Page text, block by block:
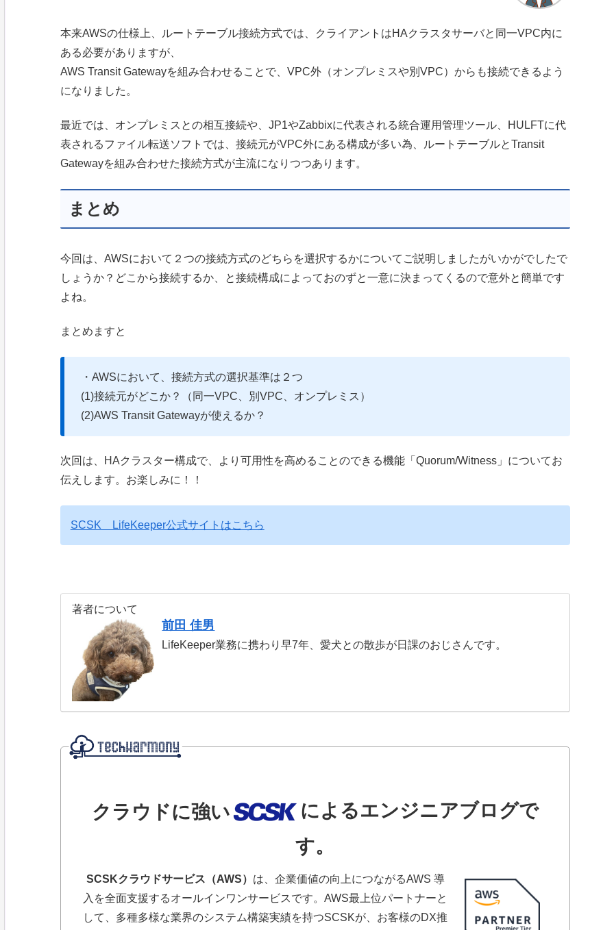
本来AWSの仕様上、ルートテーブル接続方式では、クライアントはHAクラスタサーバと同一VPC内に
ある必要がありますが、
AWS Transit Gatewayを組み合わせることで、VPC外（オンプレミスや別VPC）からも接続できるよう
になりました。
最近では、オンプレミスとの相互接続や、JP1やZabbixに代表される統合運用管理ツール、HULFTに代
表されるファイル転送ソフトでは、接続元がVPC外にある構成が多い為、ルートテーブルとTransit
Gatewayを組み合わせた接続方式が主流になりつつあります。
まとめ
今回は、AWSにおいて２つの接続方式のどちらを選択するかについてご説明しましたがいかがでしたで
しょうか？どこから接続するか、と接続構成によっておのずと一意に決まってくるので意外と簡単です
よね。
まとめますと
・AWSにおいて、接続方式の選択基準は２つ
(1)接続元がどこか？（同一VPC、別VPC、オンプレミス）
(2)AWS Transit Gatewayが使えるか？
次回は、HAクラスター構成で、より可用性を高めることのできる機能「Quorum/Witness」についてお
伝えします。お楽しみに！！
SCSK LifeKeeper公式サイトはこちら
著者について
前田 佳男
LifeKeeper業務に携わり早7年、愛犬との散歩が日課のおじさんです。
クラウドに強い
によるエンジニアブログで
す。
SCSKクラウドサービス（AWS） は、企業価値の向上につながるAWS 導
入を全面支援するオールインワンサービスです。AWS最上位パートナーと
して、多種多様な業界のシステム構築実績を持つSCSKが、お客様のDX推